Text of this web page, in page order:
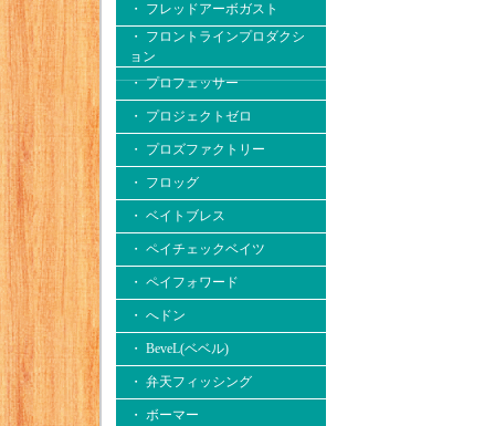
・ フレッドアーボガスト
・ フロントラインプロダクシ
ョン
・ プロフェッサー
・ プロジェクトゼロ
・ プロズファクトリー
・ フロッグ
・ ベイトブレス
・ ペイチェックベイツ
・ ペイフォワード
・ へドン
・ BeveL(ベベル)
・ 弁天フィッシング
・ ボーマー